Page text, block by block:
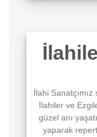
İlahi
İlahiler ve
güzel anı
yaparak